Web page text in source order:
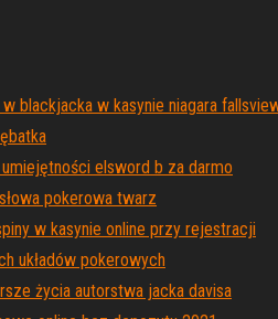
blackjacka w kasynie niagara
elsword b za darmo
pokerowa twarz
w kasynie online przy rejestracji
układów pokerowych
życia autorstwa jacka davisa